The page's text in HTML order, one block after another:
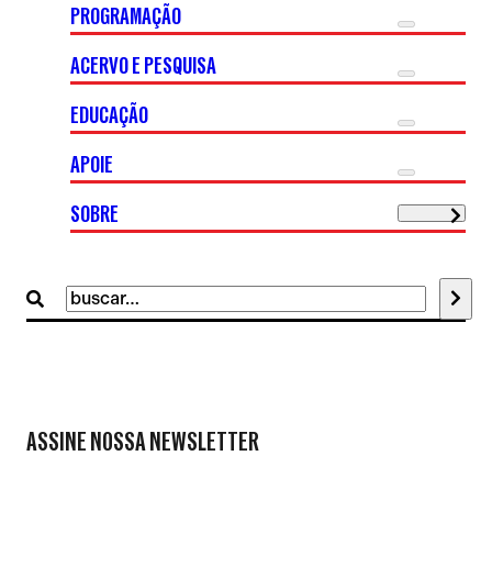
Buscar
por:
PROGRAMAÇÃO
ACERVO E PESQUISA
EDUCAÇÃO
APOIE
SOBRE
ASSINE NOSSA NEWSLETTER